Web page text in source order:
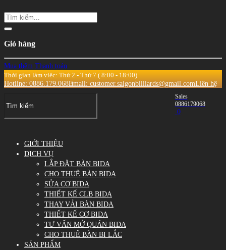
Giỏ hàng
Mua thêm Thanh toán
Thời gian làm việc: Thứ 2 - Thứ 7 ( 8:00 - 18:00)
Hotline: 0886.179.068Email: customer.saigonbilliards@gmail.comLiên hệ
Sales
0886179068
0
GIỚI THIỆU
DỊCH VỤ
LẮP ĐẶT BÀN BIDA
CHO THUÊ BÀN BIDA
SỬA CƠ BIDA
THIẾT KẾ CLB BIDA
THAY VẢI BÀN BIDA
THIẾT KẾ CƠ BIDA
TƯ VẤN MỞ QUÁN BIDA
CHO THUÊ BÀN BI LẮC
SẢN PHẨM